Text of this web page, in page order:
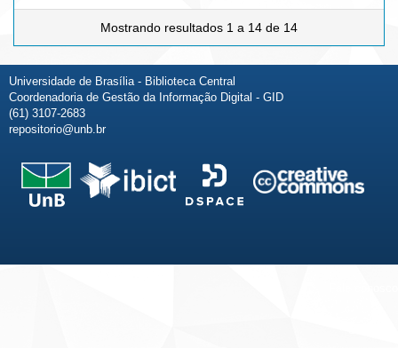
Mostrando resultados 1 a 14 de 14
Universidade de Brasília - Biblioteca Central
Coordenadoria de Gestão da Informação Digital - GID
(61) 3107-2683
repositorio@unb.br